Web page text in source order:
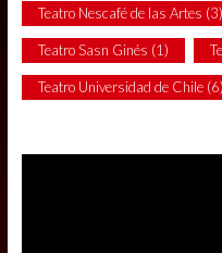
Teatro Nescafé de las Artes (3)
Teatro Sasn Ginés (1)
Teatro Universidad de Chile(6)